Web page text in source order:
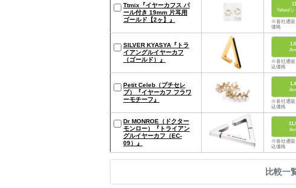
Ttmix『イヤーカフス パ
ール付き 19mm 片耳用
ゴールド【2ヶ】』
Yahoo!
※各社通販
価格
SILVER KYASYA『トラ
イアングルイヤーカフ
（ゴールド）』
※各社通販
込価格
Petit Celeb（プチセレ
ブ）『イヤーカフ フラワ
ーモチーフ』
※各社通販
込価格
Dr MONROE（ドクター
モンロー）『トライアン
グルイヤーカフ（EC-
09）』
※各社通販
込価格
比較一